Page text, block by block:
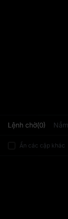
Lệnh chờ(0)
Ẩn các cặp khác